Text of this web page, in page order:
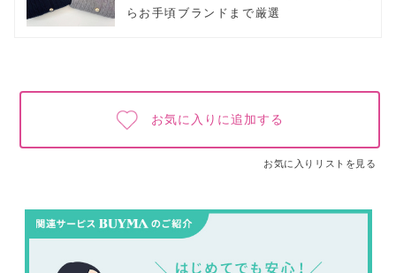
らお手頃ブランドまで厳選
お気に入りに追加する
お気に入りリストを見る